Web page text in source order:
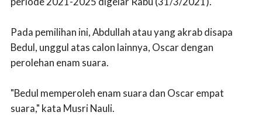
Pada pemilihan ini, Abdullah atau yang akrab disapa
Bedul, unggul atas calon lainnya, Oscar dengan
perolehan enam suara.
"Bedul memperoleh enam suara dan Oscar empat
suara," kata Musri Nauli.